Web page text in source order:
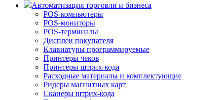
Автоматизация торговли и бизнеса
POS-компьютеры
POS-мониторы
POS-терминалы
Дисплеи покупателя
Клавиатуры программируемые
Принтеры чеков
Принтеры штрих-кода
Расходные материалы и комплектующие
Ридеры магнитных карт
Сканеры штрих-кода